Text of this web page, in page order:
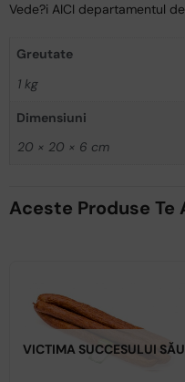
Vede?i AICI departamentul
Greutate
1 kg
Dimensiuni
20 × 20 × 6 cm
Aceste Produse Te
VICTIMA SUCCESULUI SĂU